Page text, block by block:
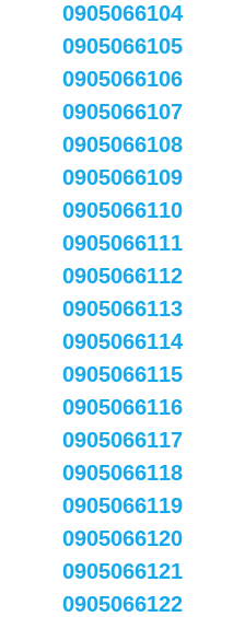
0905066104
0905066105
0905066106
0905066107
0905066108
0905066109
0905066110
0905066111
0905066112
0905066113
0905066114
0905066115
0905066116
0905066117
0905066118
0905066119
0905066120
0905066121
0905066122